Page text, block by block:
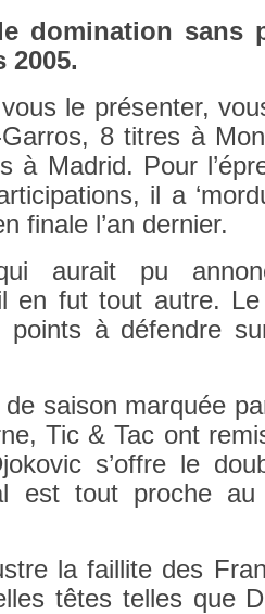
domina­tion sans
2005.
le présent­er,
8 tit­res à
à Mad­rid. Pour
il a
fin­ale l’an de­rni­er.
aurait pu
en fut tout autre. Le
points à défendre
saison marquée
Tic & Tac ont
s’offre le
est tout pro­che
la fail­lite des
têtes tel­les que